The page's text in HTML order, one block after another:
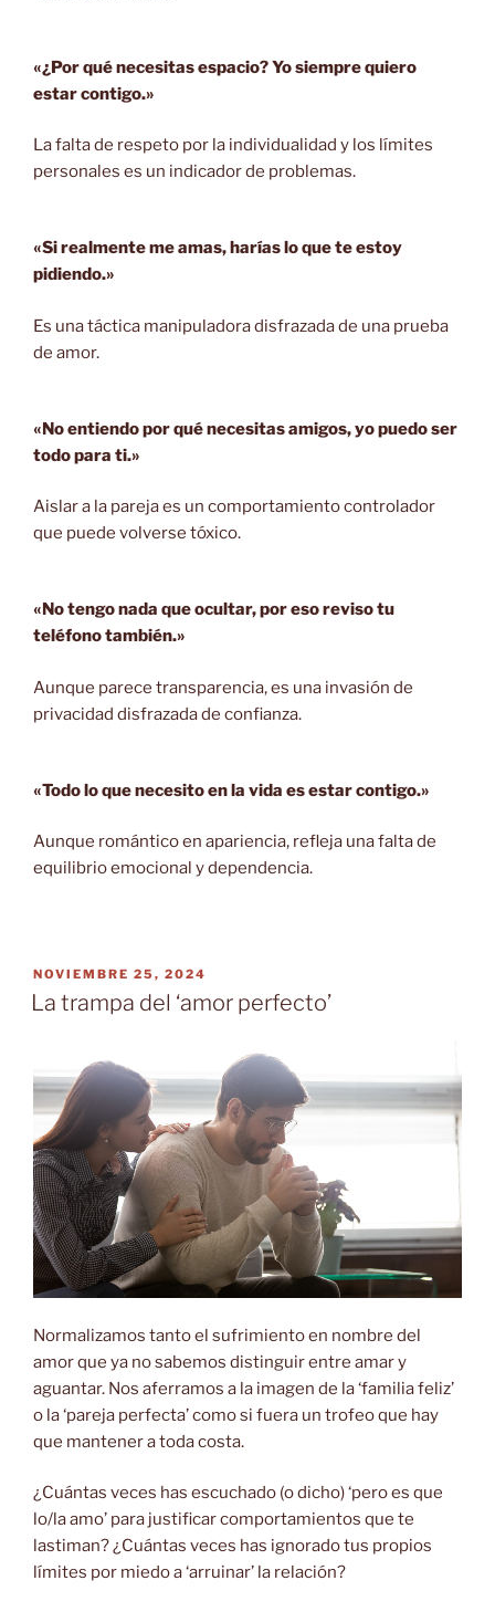
«¿Por qué necesitas espacio? Yo siempre quiero
estar contigo.»
La falta de respeto por la individualidad y los límites
personales es un indicador de problemas.
«Si realmente me amas, harías lo que te estoy
pidiendo.»
Es una táctica manipuladora disfrazada de una prueba
de amor.
«No entiendo por qué necesitas amigos, yo puedo ser
todo para ti.»
Aislar a la pareja es un comportamiento controlador
que puede volverse tóxico.
«No tengo nada que ocultar, por eso reviso tu
teléfono también.»
Aunque parece transparencia, es una invasión de
privacidad disfrazada de confianza.
«Todo lo que necesito en la vida es estar contigo.»
Aunque romántico en apariencia, refleja una falta de
equilibrio emocional y dependencia.
PUBLICADO
EL
NOVIEMBRE 25, 2024
La trampa del ‘amor perfecto’
Normalizamos tanto el sufrimiento en nombre del
amor que ya no sabemos distinguir entre amar y
aguantar. Nos aferramos a la imagen de la ‘familia feliz’
o la ‘pareja perfecta’ como si fuera un trofeo que hay
que mantener a toda costa.
¿Cuántas veces has escuchado (o dicho) ‘pero es que
lo/la amo’ para justificar comportamientos que te
lastiman? ¿Cuántas veces has ignorado tus propios
límites por miedo a ‘arruinar’ la relación?